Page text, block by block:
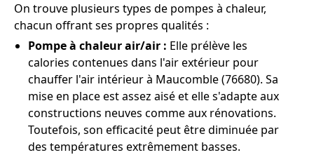
On trouve plusieurs types de pompes à chaleur,
chacun offrant ses propres qualités :
Pompe à chaleur air/air : Elle prélève les
calories contenues dans l'air extérieur pour
chauffer l'air intérieur à Maucomble (76680). Sa
mise en place est assez aisé et elle s'adapte aux
constructions neuves comme aux rénovations.
Toutefois, son efficacité peut être diminuée par
des températures extrêmement basses.